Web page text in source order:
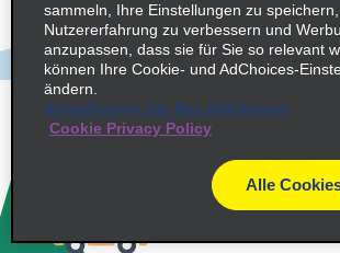
Unternehmen
Stationen
Policies / Sitemap
sammeln, Ihre Einstellungen zu
Nutzererfahrung zu verbessern und
anzupassen, dass sie für Sie so relevant
können Ihre Cookie- und AdChoices-
ändern.
Aktualisieren Sie Ihre AdChoices
Cookie Privacy Policy
Alle